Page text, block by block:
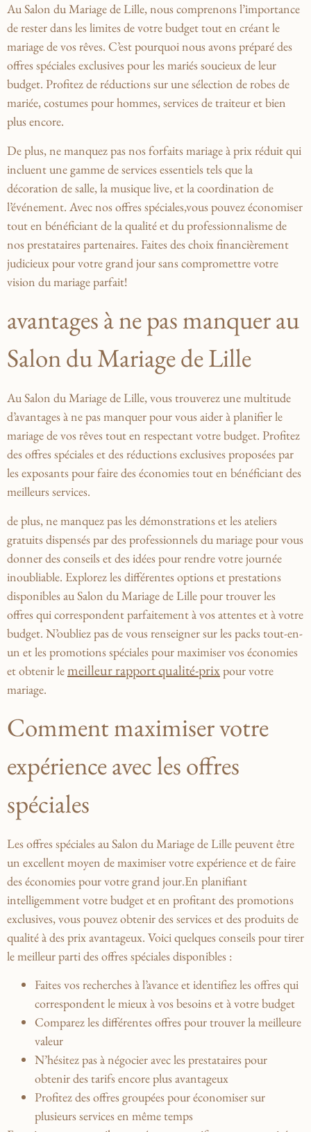
Au Salon du Mariage de Lille, nous comprenons l’importance
de rester dans les limites de votre budget tout⁣ en créant⁣ le
mariage de⁢ vos rêves. C’est⁢ pourquoi nous avons préparé⁣ des
offres spéciales exclusives pour‍ les mariés soucieux de leur
budget. ⁤Profitez⁣ de‌ réductions sur une sélection de robes de
mariée, costumes pour hommes, services de traiteur​ et bien
plus encore.
De plus, ​ne manquez pas nos forfaits mariage à prix réduit qui
incluent une gamme ⁣de services essentiels tels‍ que⁤ la
décoration de salle, la musique live, et la ⁢coordination de
l’événement. Avec⁣ nos offres spéciales,vous pouvez économiser
tout en bénéficiant de la​ qualité et du professionnalisme de
‌nos prestataires partenaires. Faites des ​choix financièrement
judicieux pour votre grand ​jour sans compromettre votre⁤
vision⁤ du mariage parfait!
avantages à ne pas manquer au
Salon du⁢ Mariage de Lille
Au ⁤Salon du Mariage de Lille, vous trouverez⁢ une⁣ multitude
d’avantages à ne pas ‍manquer pour ⁤vous aider à planifier le
mariage de vos rêves‍ tout‌ en respectant votre budget. Profitez ​
des offres ​spéciales et des réductions exclusives proposées ⁢par
les exposants‍ pour faire des économies tout en‍ bénéficiant des
meilleurs services.
de⁣ plus, ne manquez pas ⁤les démonstrations et les ateliers
⁤gratuits dispensés par des professionnels ⁤du mariage pour vous
donner ⁣des conseils et des idées pour‌ rendre⁢ votre journée
inoubliable. Explorez ‌les différentes ‍options et ‍prestations
disponibles au Salon du Mariage de Lille pour‌ trouver les
offres⁤ qui correspondent parfaitement à vos⁣ attentes‍ et ​à votre
budget. N’oubliez‍ pas de vous renseigner sur les packs tout-en-
un⁢ et les ​promotions spéciales ‌pour maximiser vos économies
et obtenir lemeilleur rapport qualité-prixpour votre
mariage.
Comment maximiser votre
expérience avec les offres
spéciales
Les⁤ offres spéciales⁤ au Salon du ⁤Mariage de Lille peuvent⁣ être
un excellent moyen de maximiser votre expérience et de faire
des économies ‍pour votre grand jour.En planifiant
intelligemment votre budget et en profitant des promotions
exclusives, vous pouvez ‌obtenir des services et des produits ⁤de
qualité à des⁣ prix⁤ avantageux. Voici quelques conseils pour tirer
le meilleur‌ parti⁤ des offres spéciales⁤ disponibles :
Faites vos recherches‌ à l’avance et identifiez les offres qui
correspondent⁣ le mieux à vos besoins ​et à‍ votre budget
Comparez⁢ les différentes offres pour ‍trouver la meilleure
valeur
N’hésitez pas à négocier avec les prestataires⁢ pour
obtenir des tarifs encore plus avantageux
Profitez des offres groupées pour économiser sur
plusieurs services en même temps